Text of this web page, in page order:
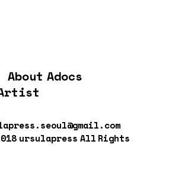
About Adocs
ursulapress All Rights